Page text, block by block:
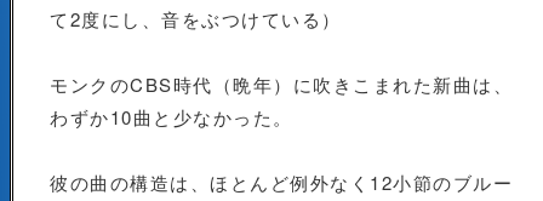
て2度にし、音をぶつけている）
モンクのCBS時代（晩年）に吹きこまれた新曲は、
わずか10曲と少なかった。
彼の曲の構造は、ほとんど例外なく12小節のブルー